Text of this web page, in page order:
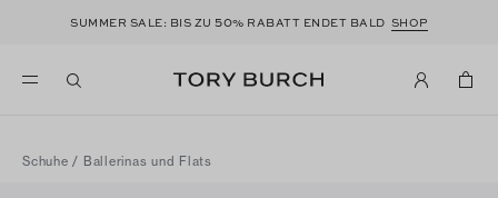
SUMMER SALE: BIS ZU50% RABATT ENDET BALD SHOP
Schuhe / Ballerinas und Flats